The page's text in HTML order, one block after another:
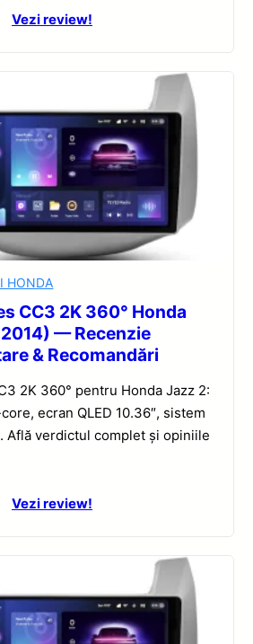
Vezi review!
HONDA
CC3 2K 360° Honda
— Recenzie
& Recomandări
2K 360° pentru Honda Jazz 2:
ecran QLED 10.36″, sistem
Află verdictul complet și opiniile
Vezi review!